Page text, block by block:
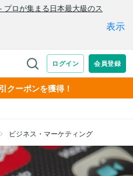
クーポンを獲得！
ビジネス・マーケティング